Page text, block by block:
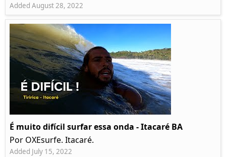
Added August 28, 2022
É muito difícil surfar essa onda - Itacaré BA
Por OXEsurfe. Itacaré.
Added July 15, 2022